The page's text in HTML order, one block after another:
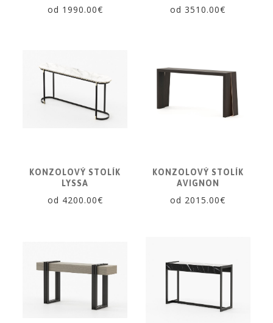
od 1990.00€ od 3510.00€
KONZOLOVÝ STOLÍK
LYSSA
od 4200.00€
KONZOLOVÝ STOLÍK
AVIGNON
od 2015.00€